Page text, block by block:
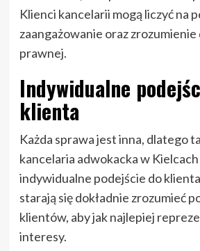
Klienci kancelarii mogą liczyć na
zaangażowanie oraz zrozumienie
prawnej.
Indywidualne
klienta
Każda sprawa jest inna, dlatego
kancelaria adwokacka w
indywidualne podejście do
starają się dokładnie zrozumieć
klientów, aby jak najlepiej
interesy.